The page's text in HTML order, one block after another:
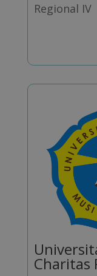
Regional IV
Charitas